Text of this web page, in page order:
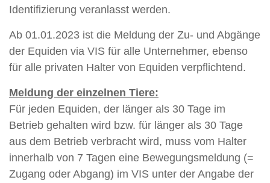
Identifizierung veranlasst werden.
Ab 01.01.2023 ist die Meldung der Zu- und Abgänge
der Equiden via VIS für alle Unternehmer, ebenso
für alle privaten Halter von Equiden verpflichtend.
Meldung der einzelnen Tiere:
Für jeden Equiden, der länger als 30 Tage im
Betrieb gehalten wird bzw. für länger als 30 Tage
aus dem Betrieb verbracht wird, muss vom Halter
innerhalb von 7 Tagen eine Bewegungsmeldung (=
Zugang oder Abgang) im VIS unter der Angabe der